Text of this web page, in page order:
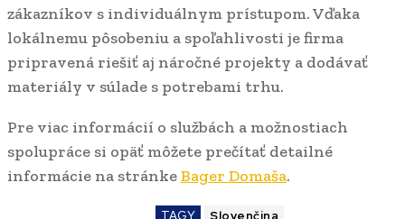
zákazníkov s individuálnym prístupom. Vďaka
lokálnemu pôsobeniu a spoľahlivosti je firma
pripravená riešiť aj náročné projekty a dodávať
materiály v súlade s potrebami trhu.
Pre viac informácií o službách a možnostiach
spolupráce si opäť môžete prečítať detailné
informácie na stránkeBager Domaša.
TAGY Slovenčina